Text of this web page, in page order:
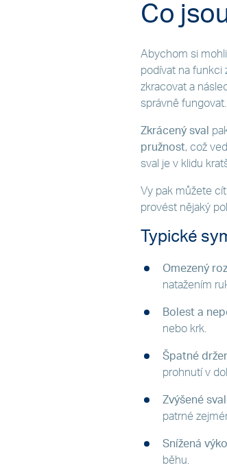
Co
Abychom si
podívat na funkci
zkracovat a
správně fungovat.
Zkrácený sval
pružnost, což
sval je v klidu
Vy pak můžete
provést nějaký
Typické
Omezený
natažením
Bolest a
nebo krk.
Špatné
prohnutí v
Zvýšené
patrné
Snížená
běhu.